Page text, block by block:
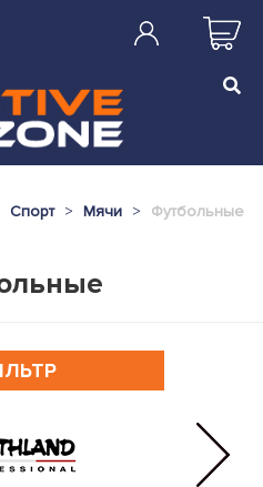
Спорт Мячи Футбольные